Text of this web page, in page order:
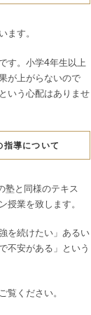
ます。
す。小学4年生以上
が上がらないので
いう心配はありませ
指導について
塾と同様のテキス
授業を致します。
を続けたい」あるい
不安がある」という
覧ください。